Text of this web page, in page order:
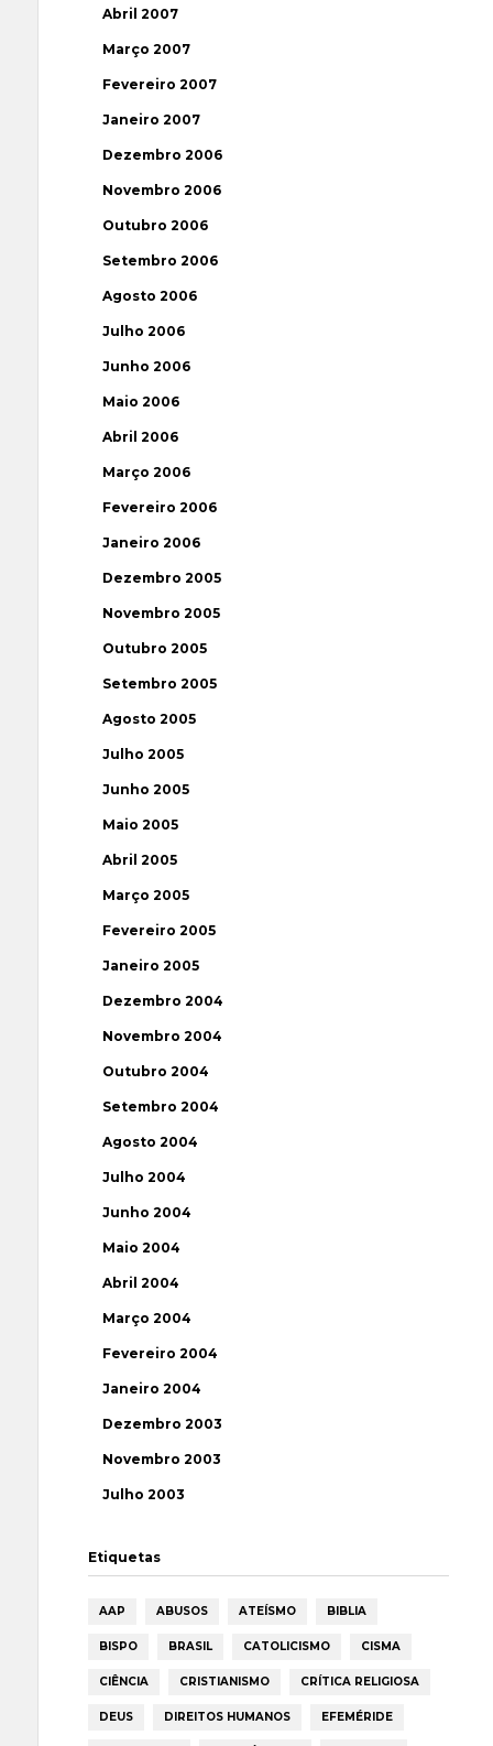
Abril 2007
Março 2007
Fevereiro 2007
Janeiro 2007
Dezembro 2006
Novembro 2006
Outubro 2006
Setembro 2006
Agosto 2006
Julho 2006
Junho 2006
Maio 2006
Abril 2006
Março 2006
Fevereiro 2006
Janeiro 2006
Dezembro 2005
Novembro 2005
Outubro 2005
Setembro 2005
Agosto 2005
Julho 2005
Junho 2005
Maio 2005
Abril 2005
Março 2005
Fevereiro 2005
Janeiro 2005
Dezembro 2004
Novembro 2004
Outubro 2004
Setembro 2004
Agosto 2004
Julho 2004
Junho 2004
Maio 2004
Abril 2004
Março 2004
Fevereiro 2004
Janeiro 2004
Dezembro 2003
Novembro 2003
Julho 2003
Etiquetas
AAP ABUSOS ATEÍSMO BIBLIA
BISPO BRASIL CATOLICISMO CISMA
CIÊNCIA CRISTIANISMO CRÍTICA RELIGIOSA
DEUS DIREITOS HUMANOS EFEMÉRIDE